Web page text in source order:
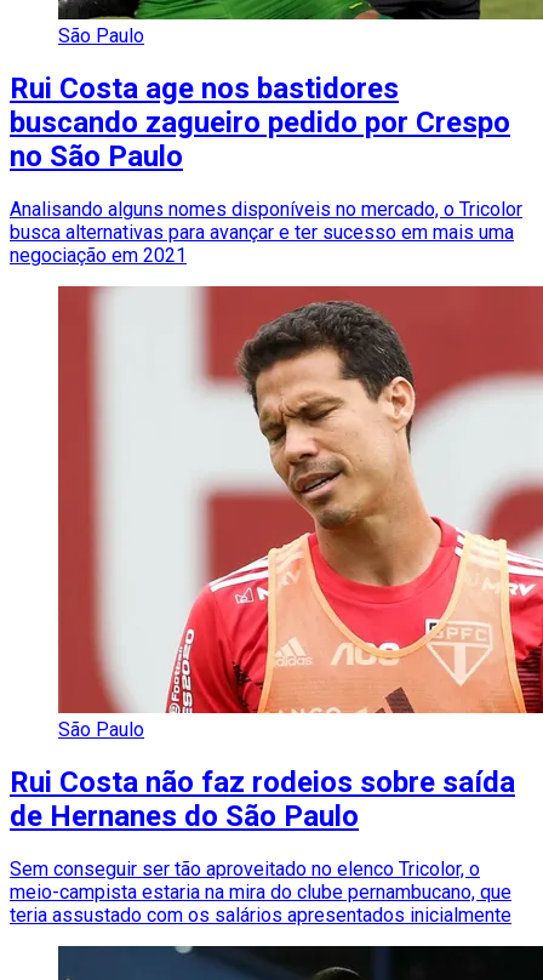
São Paulo
Rui Costa age nos bastidores
buscando zagueiro pedido por Crespo
no São Paulo
Analisando alguns nomes disponíveis no mercado, o Tricolor
busca alternativas para avançar e ter sucesso em mais uma
negociação em 2021
São Paulo
Rui Costa não faz rodeios sobre saída
de Hernanes do São Paulo
Sem conseguir ser tão aproveitado no elenco Tricolor, o
meio-campista estaria na mira do clube pernambucano, que
teria assustado com os salários apresentados inicialmente